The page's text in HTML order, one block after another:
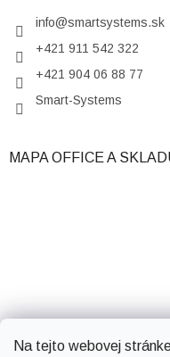
Na tejto webovej
info@smartsystems.sk
+421 911 542 322
+421 904 06 88 77
Smart-Systems
MAPA OFFICE A